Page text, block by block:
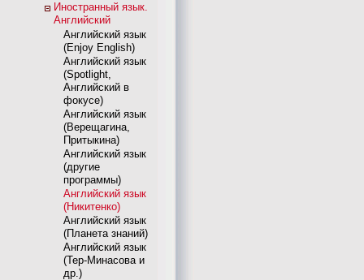
Иностранный язык.
Английский
Английский язык
(Enjoy English)
Английский язык
(Spotlight,
Английский в
фокусе)
Английский язык
(Верещагина,
Притыкина)
Английский язык
(другие
программы)
Английский язык
(Никитенко)
Английский язык
(Планета знаний)
Английский язык
(Тер-Минасова и
др.)